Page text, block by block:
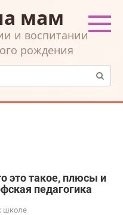
мам
и воспитании
рождения
это такое, плюсы и
педагогика
школе